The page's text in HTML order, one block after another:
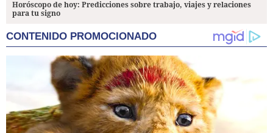
Horóscopo de hoy: Predicciones sobre trabajo, viajes y relaciones
para tu signo
CONTENIDO PROMOCIONADO